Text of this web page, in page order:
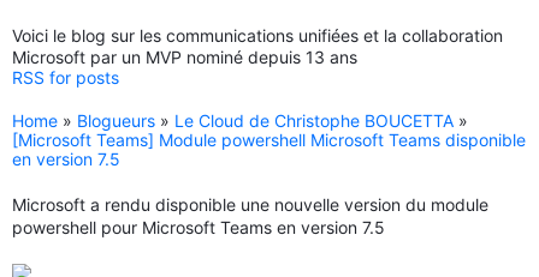
Voici le blog sur les communications unifiées et la collaboration
Microsoft par un MVP nominé depuis 13 ans
RSS for posts
Home » Blogueurs » Le Cloud de Christophe BOUCETTA »
[Microsoft Teams] Module powershell Microsoft Teams disponible
en version 7.5
Microsoft a rendu disponible une nouvelle version du module
powershell pour Microsoft Teams en version 7.5